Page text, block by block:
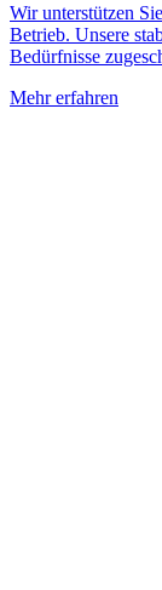
Wir unterstützen
Betrieb. Unsere
Bedürfnisse
Mehr erfahren